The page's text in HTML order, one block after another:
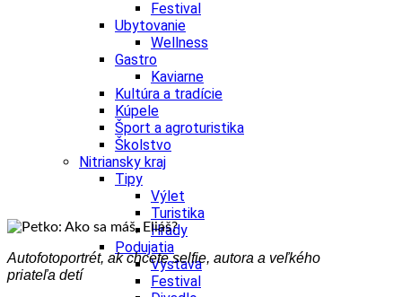
Festival
Ubytovanie
Wellness
Gastro
Kaviarne
Kultúra a tradície
Kúpele
Šport a agroturistika
Školstvo
Nitriansky kraj
Tipy
Výlet
Turistika
Hrady
Podujatia
Výstava
Festival
Autofotoportrét, ak chcete selfie, autora a veľkého
priateľa detí